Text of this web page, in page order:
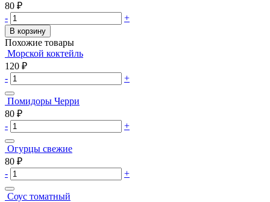
80 ₽
-
+
В корзину
Похожие товары
Морской коктейль
120 ₽
-
+
Помидоры Черри
80 ₽
-
+
Огурцы свежие
80 ₽
-
+
Соус томатный